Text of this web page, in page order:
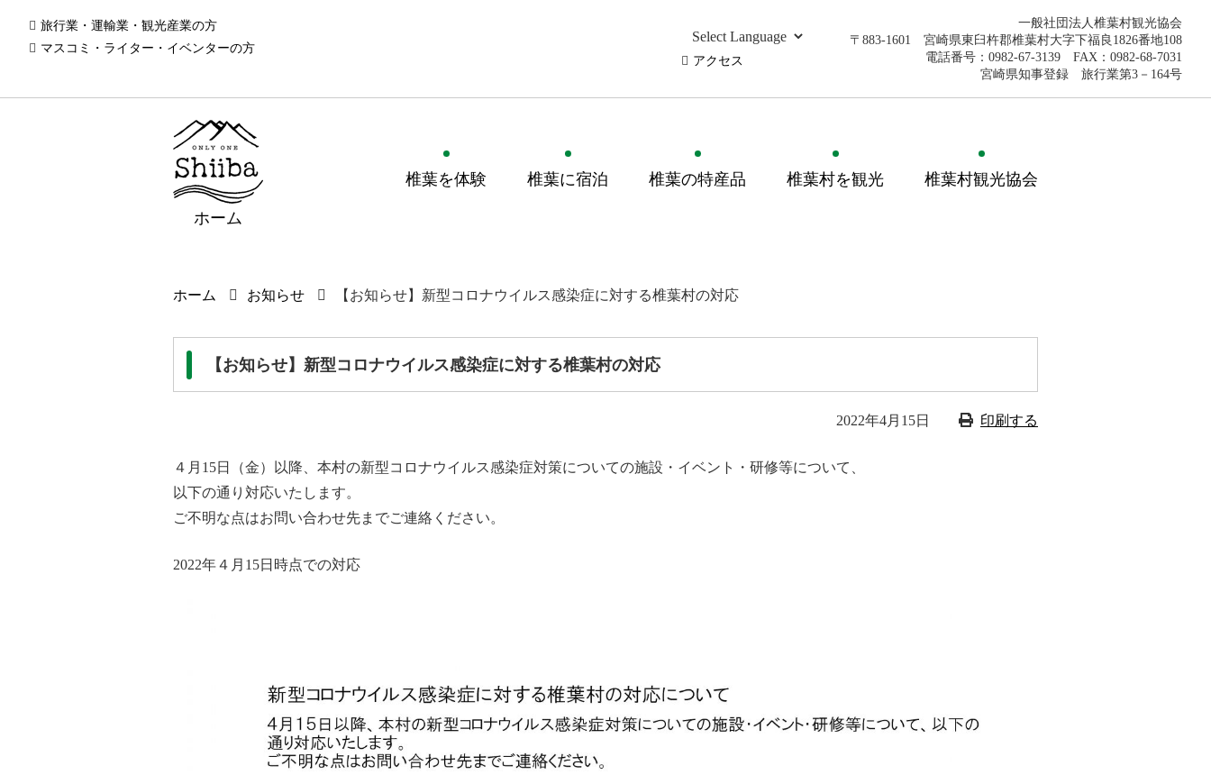
旅行業・運輸業・観光産業の方
マスコミ・ライター・イベンターの方
アクセス
一般社団法人椎葉村観光協会
〒883-1601 宮崎県東臼杵郡椎葉村大字下福良1826番地108
電話番号：0982-67-3139 FAX：0982-68-7031
宮崎県知事登録 旅行業第3－164号
ホーム
椎葉を体験 椎葉に宿泊 椎葉の特産品 椎葉村を観光 椎葉村観光協会
ホーム お知らせ 【お知らせ】新型コロナウイルス感染症に対する椎葉村の対応
【お知らせ】新型コロナウイルス感染症に対する椎葉村の対応
2022年4月15日 印刷する
４月15日（金）以降、本村の新型コロナウイルス感染症対策についての施設・イベント・研修等について、
以下の通り対応いたします。
ご不明な点はお問い合わせ先までご連絡ください。
2022年４月15日時点での対応